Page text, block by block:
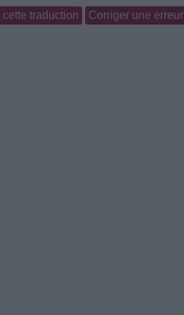
traduction Corriger une erreur